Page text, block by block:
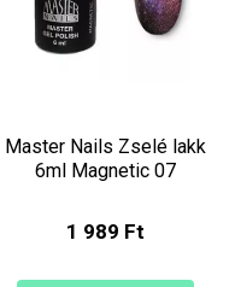
Master Nails Zselé lakk
6ml Magnetic 07
1 989 Ft